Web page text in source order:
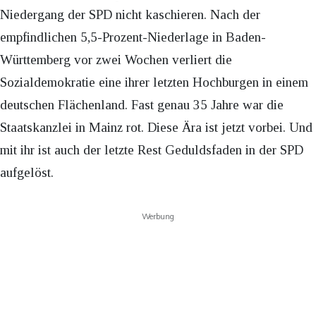
Niedergang der SPD nicht kaschieren. Nach der
empfindlichen 5,5-Prozent-Niederlage in Baden-
Württemberg vor zwei Wochen verliert die
Sozialdemokratie eine ihrer letzten Hochburgen in einem
deutschen Flächenland. Fast genau 35 Jahre war die
Staatskanzlei in Mainz rot. Diese Ära ist jetzt vorbei. Und
mit ihr ist auch der letzte Rest Geduldsfaden in der SPD
aufgelöst.
Werbung